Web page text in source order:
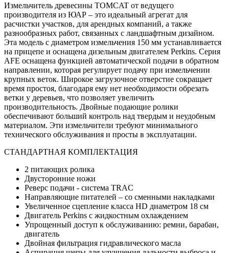
Измельчитель древесины ТОМCAT от ведущего
производителя из ЮАР – это идеальный агрегат для
расчистки участков, для арендных компаний, а также
разнообразных работ, связанных с ландшафтным дизайном.
Эта модель с диаметром измельчения 150 мм устанавливается
на прицепе и оснащена дизельным двигателем Perkins. Серия
AFE оснащена функцией автоматической подачи в обратном
направлении, которая регулирует подачу при измельчении
крупных веток. Широкое загрузочное отверстие сокращает
время простоя, благодаря ему нет необходимости обрезать
ветки у деревьев, что позволяет увеличить
производительность. Двойные подающие ролики
обеспечивают больший контроль над твердым и неудобным
материалом. Эти измельчители требуют минимального
технического обслуживания и просты в эксплуатации.
СТАНДАРТНАЯ КОМПЛЕКТАЦИЯ
2 питающих ролика
Двусторонние ножи
Реверс подачи - система TRAC
Направляющие питателей – со сменными накладками
Увеличенное сцепление класса HD диаметром 18 см
Двигатель Perkins с жидкостным охлаждением
Упрощенный доступ к обслуживанию: ремни, барабан,
двигатель
Двойная фильтрация гидравлического масла